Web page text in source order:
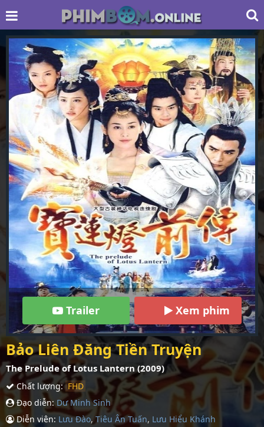
Trailer Xem phim
Bảo Liên Đăng Tiền Truyện
The Prelude of Lotus Lantern (2009)
Chất lượng: FHD
Đạo diễn: Dư Minh Sinh
Diễn viên: Lưu Đào,Tiêu Ân Tuấn, Lưu Hiểu Khánh